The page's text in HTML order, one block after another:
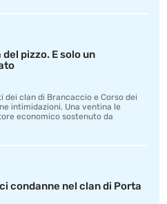
pizzo. E solo un
clan di Brancaccio e Corso dei
intimidazioni. Una ventina le
economico sostenuto da
condanne nel clan di Porta